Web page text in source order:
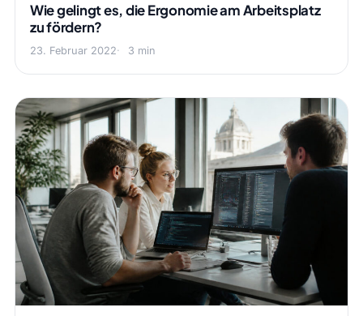
Wie gelingt es, die Ergonomie am Arbeitsplatz
zu fördern?
23. Februar 2022 3 min